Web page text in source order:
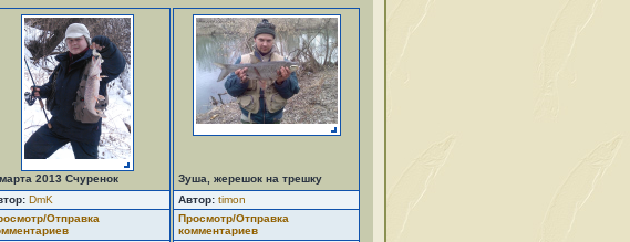
2013 Счуренок
DmK
Отправка
Зуша, жерешок на трешку
Автор: timon
Просмотр/Отправка
комментариев